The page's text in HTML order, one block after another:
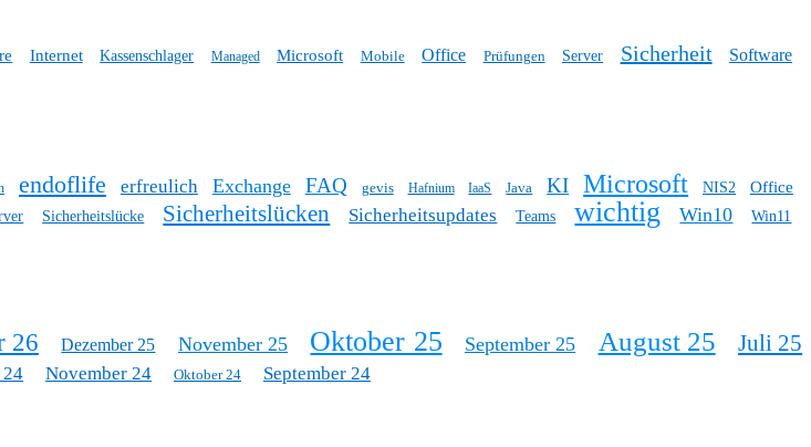
Internet Kassenschlager Managed Microsoft Mobile Office Prüfungen Server Sicherheit Software
endoflife erfreulich Exchange FAQ gevis Hafnium IaaS Java KI Microsoft NIS2
Office
Sicherheitslücke Sicherheitslücken Sicherheitsupdates Teams wichtig Win10 Win11
26 Dezember 25 November 25 Oktober 25 September 25 August 25 Juli 25
24 November 24 Oktober 24 September 24